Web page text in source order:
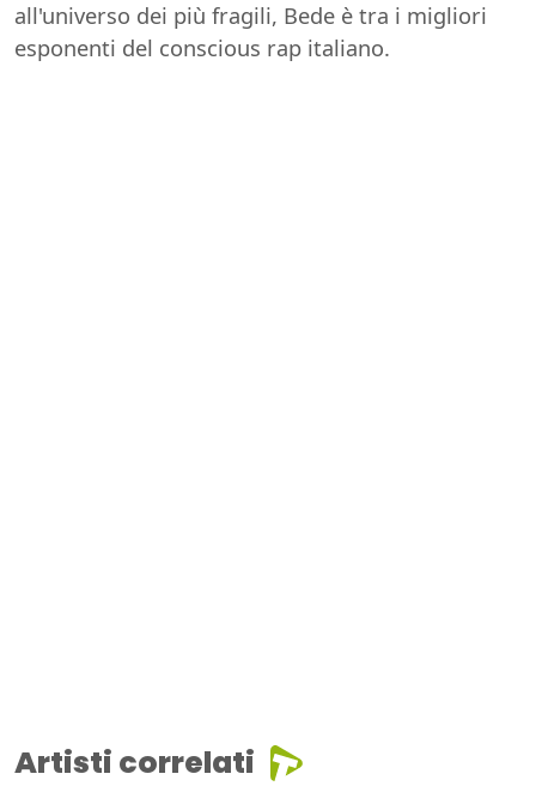
all'universo dei più fragili, Bede è tra i migliori
esponenti del conscious rap italiano.
Artisti correlati